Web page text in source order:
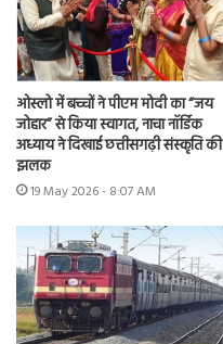
ओस्लो में बच्चों ने पीएम मोदी का “जय
जोहार” से किया स्वागत, नाचा नॉर्डिक
अध्याय ने दिखाई छत्तीसगढ़ी संस्कृति की
झलक
19 May 2026 - 8:07 AM